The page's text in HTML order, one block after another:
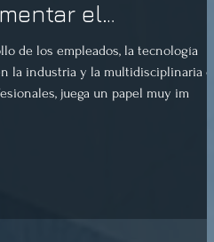
el
de los empleados, la tecnología
la industria y la multidisciplinaria en
juega un papel muy im